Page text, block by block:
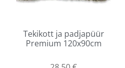
Tekikott ja padjapüür
Premium 120x90cm